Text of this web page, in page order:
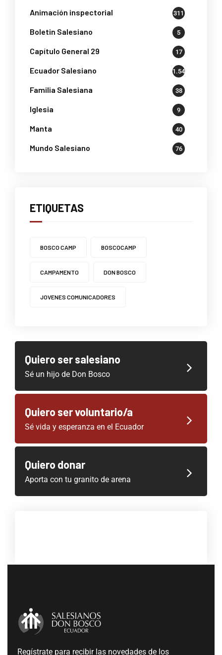
Animación inspectorial 311
Boletin Salesiano 5
Capítulo General 29 17
Ecuador Salesiano 1.541
Familia Salesiana 38
Iglesia 9
Manta 40
Mundo Salesiano 76
ETIQUETAS
BOSCO CAMP BOSCOCAMP
CAMPAMENTO DON BOSCO
JOVENES COMUNICADORES
Quiero ser salesiano
Sé un hijo de Don Bosco
Quiero ser voluntario/a
Sé vida y esperanza en el Ecuador
Quiero donar
Aporta con tu granito de arena
Regístrate para recibir las novedades de los